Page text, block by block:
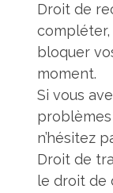
Droit de
compléter,
bloquer
moment.
Si vous
problèmes
n’hésitez
Droit de
le droit de